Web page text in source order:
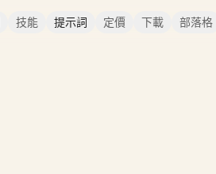
技能 提示詞 定價 下載 部落格